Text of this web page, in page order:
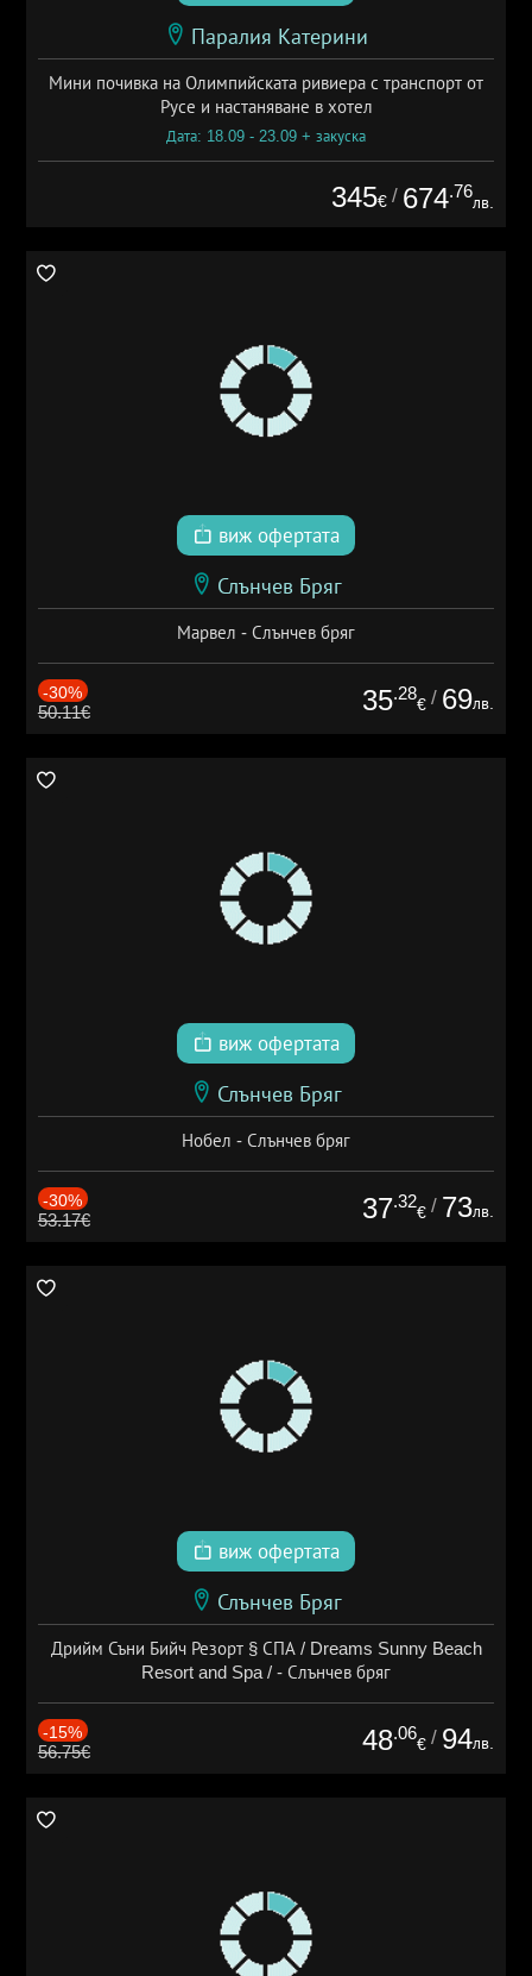
Паралия Катерини
Мини почивка на Олимпийската ривиера с транспорт от
Русе и настаняване в хотел
Дата: 18.09 - 23.09 + закуска
345€ / 674.76
лв.
виж офертата
Слънчев Бряг
Марвел - Слънчев бряг
-30%
50.11€ 35.28
€ / 69лв.
виж офертата
Слънчев Бряг
Нобел - Слънчев бряг
-30%
53.17€ 37.32
€ / 73лв.
виж офертата
Слънчев Бряг
Дрийм Съни Бийч Резорт § СПА / Dreams Sunny Beach
Resort and Spa / - Слънчев бряг
-15%
56.75€ 48.06
€ / 94лв.